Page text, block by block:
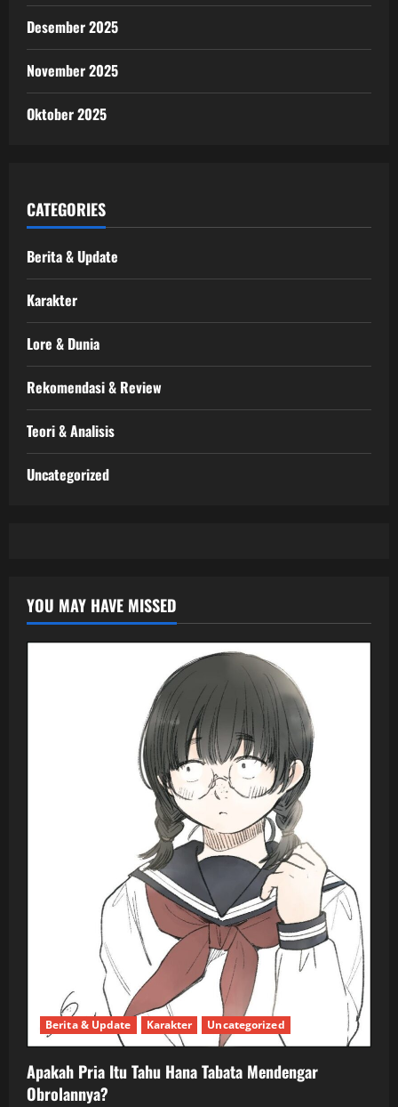
Desember 2025
November 2025
Oktober 2025
CATEGORIES
Berita & Update
Karakter
Lore & Dunia
Rekomendasi & Review
Teori & Analisis
Uncategorized
YOU MAY HAVE MISSED
Berita & Update Karakter Uncategorized
Apakah Pria Itu Tahu Hana Tabata Mendengar
Obrolannya?